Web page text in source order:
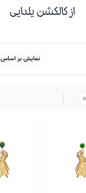
از کالکشن‌ یلدایی
نمایش بر اساس